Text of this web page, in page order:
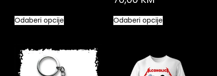
Odaberi opcije Odaberi opcije